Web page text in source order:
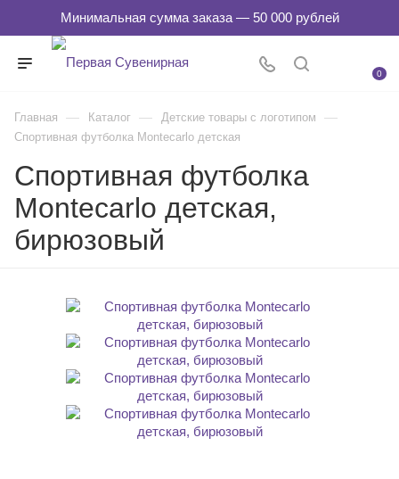
0
Главная — Каталог — Детские товары с логотипом —
Спортивная футболка Montecarlo детская
Спортивная футболка
Montecarlo детская,
бирюзовый